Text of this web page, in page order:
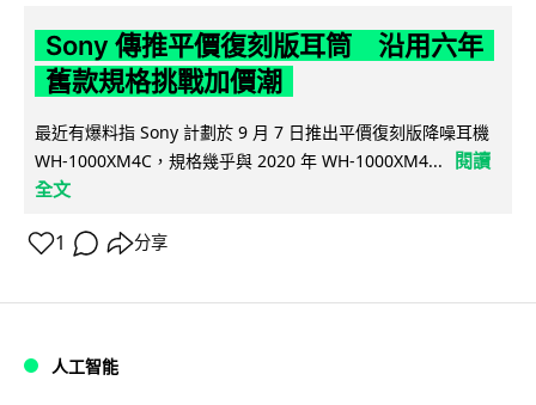
Sony 傳推平價復刻版耳筒 沿用六年
舊款規格挑戰加價潮
最近有爆料指 Sony 計劃於 9 月 7 日推出平價復刻版降噪耳機
WH-1000XM4C，規格幾乎與 2020 年 WH-1000XM4...
閱讀
全文
1 分享
人工智能